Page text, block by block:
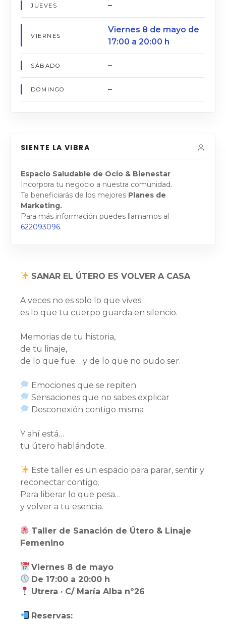
JUEVES –
VIERNES
Viernes 8 de mayo de
17:00 a 20:00 h
SÁBADO –
DOMINGO –
SIENTE LA VIBRA
Espacio Saludable de Ocio & Bienestar
Incorpora tu negocio a nuestra comunidad.
Te beneficiarás de los mejores Planes de
Marketing.
Para más información puedes llamarnos al
622093096.
SANAR EL ÚTERO ES VOLVER A CASA
A veces no es solo lo que vives…
es lo que tu cuerpo guarda en silencio.
Memorias de tu historia,
de tu linaje,
de lo que fue… y de lo que no pudo ser.
Emociones que se repiten
Sensaciones que no sabes explicar
Desconexión contigo misma
Y ahí está…
tu útero hablándote.
Este taller es un espacio para parar, sentir y
reconectar contigo.
Para liberar lo que pesa…
y volver a tu esencia.
Taller de Sanación de Útero & Linaje
Femenino
Viernes 8 de mayo
De 17:00 a 20:00 h
Utrera · C/ María Alba nº26
Reservas: